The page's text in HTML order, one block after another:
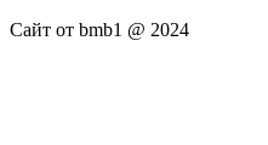
Сайт от bmb1 @ 2024